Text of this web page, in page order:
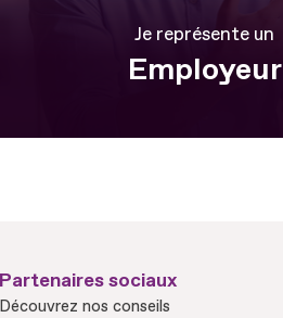
Je représente un
Employeur
Partenaires sociaux
Découvrez nos conseils